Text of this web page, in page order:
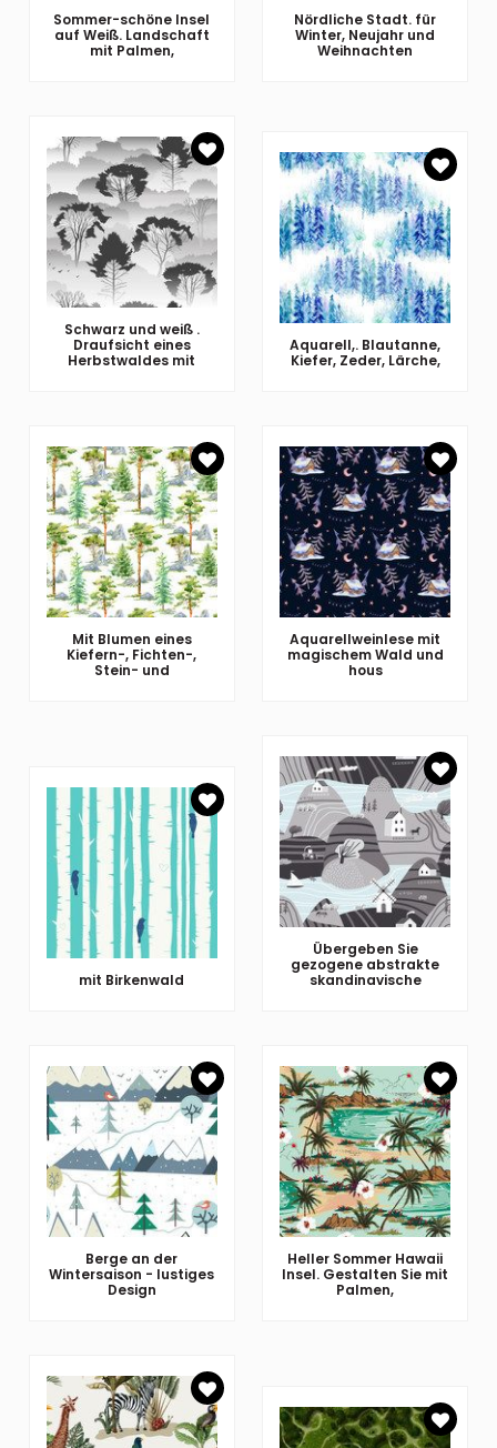
Sommer-schöne Insel
auf Weiß. Landschaft
mit Palmen,
Nördliche Stadt. für
Winter, Neujahr und
Weihnachten
Schwarz und weiß .
Draufsicht eines
Herbstwaldes mit
Aquarell,. Blautanne,
Kiefer, Zeder, Lärche,
Mit Blumen eines
Kiefern-, Fichten-,
Stein- und
Aquarellweinlese mit
magischem Wald und
hous
mit Birkenwald
Übergeben Sie
gezogene abstrakte
skandinavische
Berge an der
Wintersaison - lustiges
Design
Heller Sommer Hawaii
Insel. Gestalten Sie mit
Palmen,